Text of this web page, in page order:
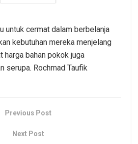
untuk cermat dalam berbelanja
kebutuhan mereka menjelang
harga bahan pokok juga
serupa. Rochmad Taufik
Previous Post
Next Post